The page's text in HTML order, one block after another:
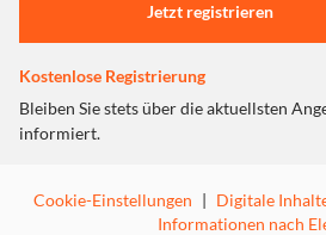
Jetzt registrieren
Kostenlose Registrierung
Bleiben Sie stets über die aktuellsten
informiert.
Cookie-Einstellungen | Digitale
Informationen nach